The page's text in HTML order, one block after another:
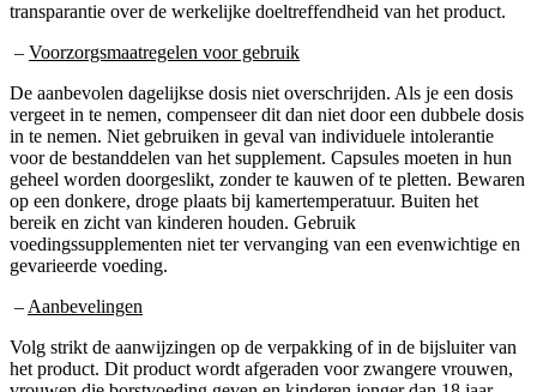
transparantie over de werkelijke doeltreffendheid van het product.
– Voorzorgsmaatregelen voor gebruik
De aanbevolen dagelijkse dosis niet overschrijden. Als je een dosis
vergeet in te nemen, compenseer dit dan niet door een dubbele dosis
in te nemen. Niet gebruiken in geval van individuele intolerantie
voor de bestanddelen van het supplement. Capsules moeten in hun
geheel worden doorgeslikt, zonder te kauwen of te pletten. Bewaren
op een donkere, droge plaats bij kamertemperatuur. Buiten het
bereik en zicht van kinderen houden. Gebruik
voedingssupplementen niet ter vervanging van een evenwichtige en
gevarieerde voeding.
– Aanbevelingen
Volg strikt de aanwijzingen op de verpakking of in de bijsluiter van
het product. Dit product wordt afgeraden voor zwangere vrouwen,